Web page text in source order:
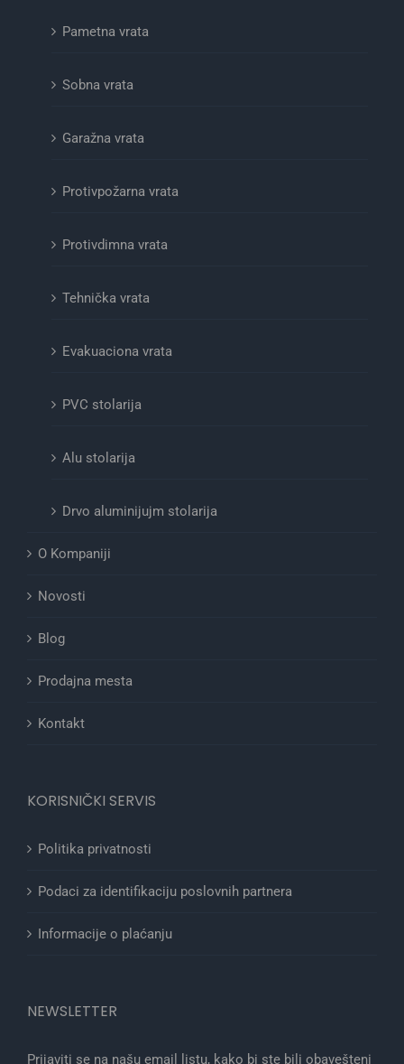
Pametna vrata
Sobna vrata
Garažna vrata
Protivpožarna vrata
Protivdimna vrata
Tehnička vrata
Evakuaciona vrata
PVC stolarija
Alu stolarija
Drvo aluminijujm stolarija
O Kompaniji
Novosti
Blog
Prodajna mesta
Kontakt
KORISNIČKI SERVIS
Politika privatnosti
Podaci za identifikaciju poslovnih partnera
Informacije o plaćanju
NEWSLETTER
Prijaviti se na našu email listu, kako bi ste bili obavešteni